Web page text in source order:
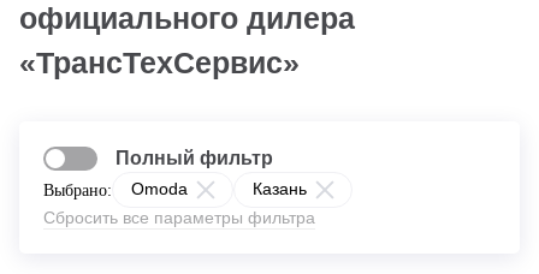
официального дилера
«ТрансТехСервис»
Выбрано: Omoda
Казань
Сбросить все параметры фильтра
Полный фильтр